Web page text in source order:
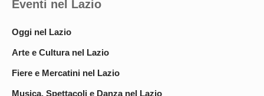
Eventi nel Lazio
Oggi nel Lazio
Arte e Cultura nel Lazio
Fiere e Mercatini nel Lazio
Musica, Spettacoli e Danza nel Lazio